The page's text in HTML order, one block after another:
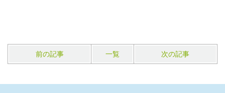
前の記事 一覧 次の記事